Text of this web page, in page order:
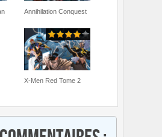
Annihilation Conquest
X-Men Red Tome 2